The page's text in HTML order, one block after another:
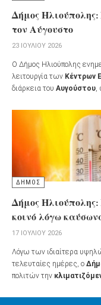
Δήμος
τον Αύγουστο
23 ΙΟΥΛΊΟΥ 2026
Ο Δήμος Ηλιούπολης
λειτουργία των Κέντρων
διάρκεια του Αυγούστου,
ΔΗΜΟΣ
Δήμος
κοινό λόγω
17 ΙΟΥΛΊΟΥ 2026
Λόγω των ιδιαίτερα
τελευταίες ημέρες, ο
πολιτών την
δροσερό και